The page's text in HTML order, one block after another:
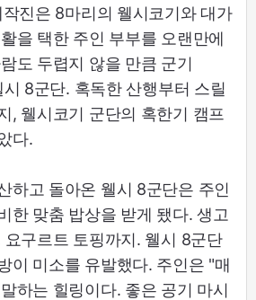
진은 8마리의 웰시코기와 대가
을 택한 주인 부부를 오랜만에
도 두렵지 않을 만큼 군기
8군단. 혹독한 산행부터 스릴
, 웰시코기 군단의 혹한기 캠프
다.
하고 돌아온 웰시 8군단은 주인
한 맞춤 밥상을 받게 됐다. 생고
요구르트 토핑까지. 웰시 8군단
이 미소를 유발했다. 주인은 "매
하는 힐링이다. 좋은 공기 마시